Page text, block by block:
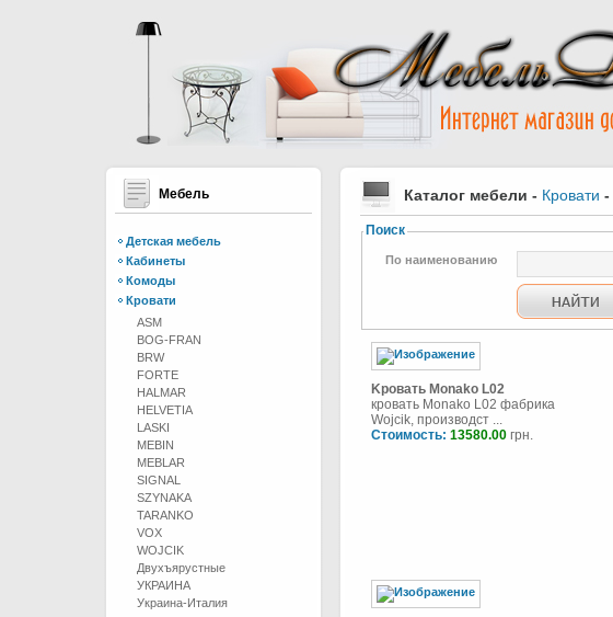
Мебель
Детская мебель
Кабинеты
Комоды
Кровати
ASM
BOG-FRAN
BRW
FORTE
HALMAR
HELVETIA
LASKI
MEBIN
MEBLAR
SIGNAL
SZYNAKA
TARANKO
VOX
WOJCIK
Двухъярустные
УКРАИНА
Украина-Италия
Каталог мебели - Кровати -
Поиск
По наименованию
Kровать Monako L02
кровать Monako L02 фабрика
Wojcik, производст ...
Стоимость: 13580.00 грн.